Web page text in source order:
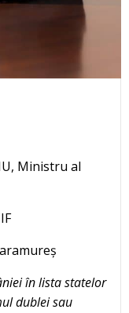
Ministru al
în lista statelor
dublei sau